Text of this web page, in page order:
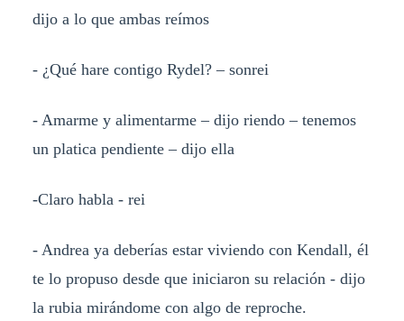
dijo a lo que ambas reímos
- ¿Qué hare contigo Rydel? – sonrei
- Amarme y alimentarme – dijo riendo – tenemos
un platica pendiente – dijo ella
-Claro habla - rei
- Andrea ya deberías estar viviendo con Kendall, él
te lo propuso desde que iniciaron su relación - dijo
la rubia mirándome con algo de reproche.